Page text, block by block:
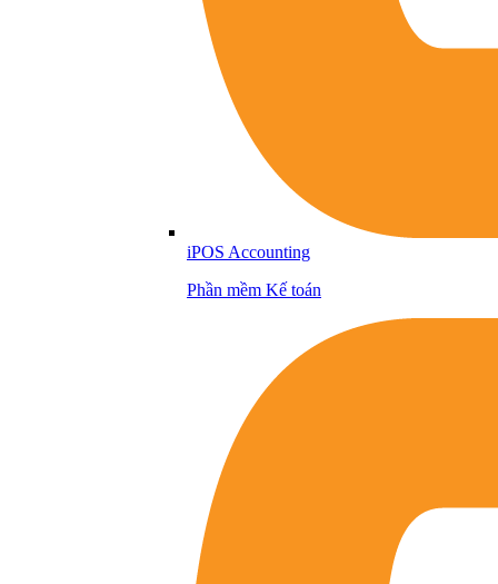
iPOS Accounting
Phần mềm Kế toán